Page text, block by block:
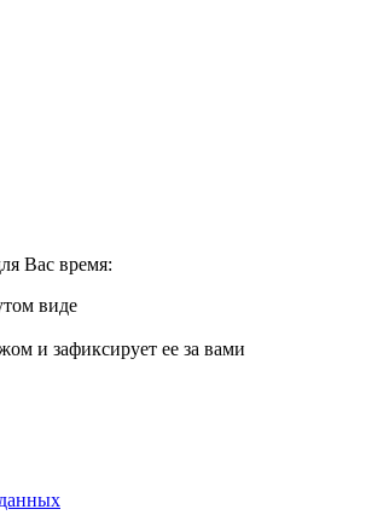
Вас время:
виде
и зафиксирует ее за вами